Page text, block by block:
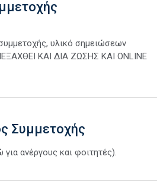
υλικό σημειώσεων
ΚΑΙ ΔΙΑ ΖΩΣΗΣ ΚΑΙ ONLINE
Συμμετοχής
ανέργους και φοιτητές).